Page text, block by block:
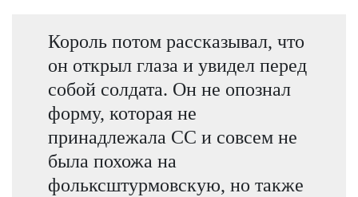
Король потом рассказывал, что
он открыл глаза и увидел перед
собой солдата. Он не опознал
форму, которая не
принадлежала СС и совсем не
была похожа на
фольксштурмовскую, но также